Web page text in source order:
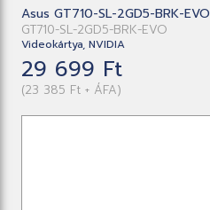
Asus GT710-SL-2GD5-BRK-EVO
GT710-SL-2GD5-BRK-EVO
Videokártya, NVIDIA
29 699 Ft
(23 385 Ft + ÁFA)